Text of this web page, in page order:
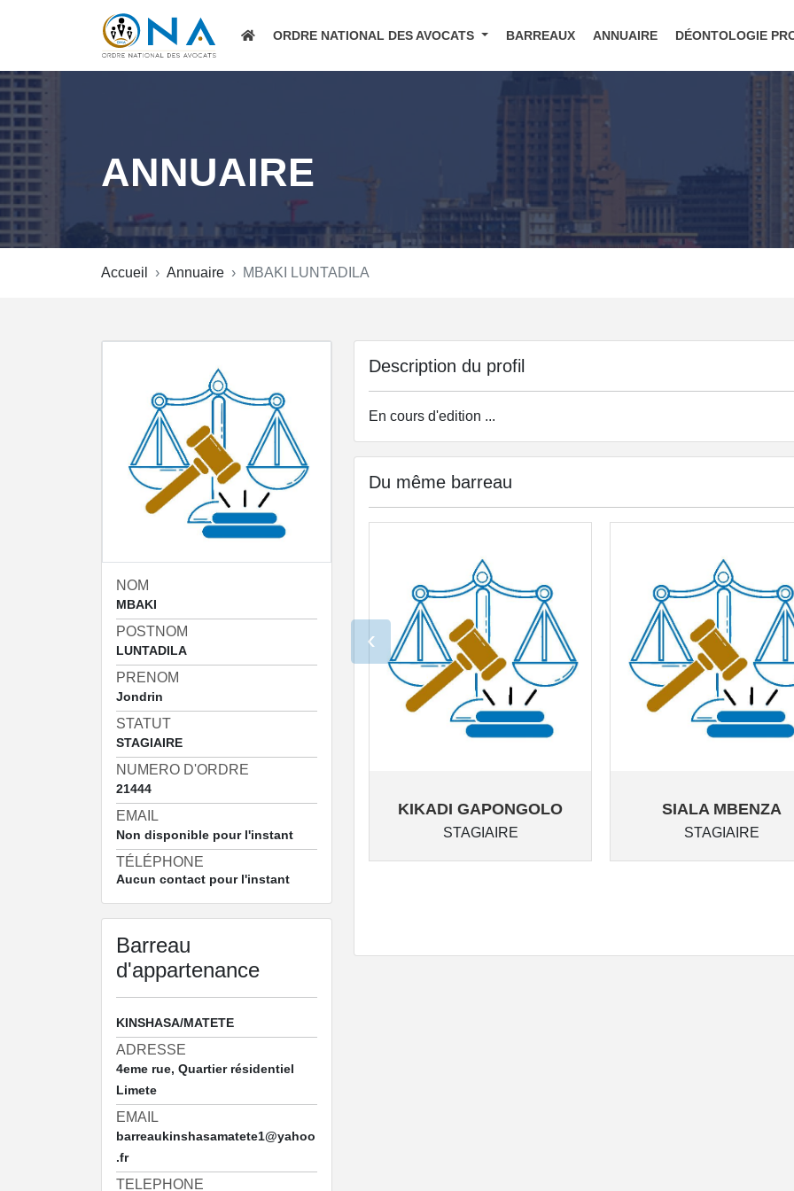
ORDRE NATIONAL DES AVOCATS BARREAUX ANNUAIRE DÉONTOLOGIE
ANNUAIRE
Accueil Annuaire MBAKI LUNTADILA
NOM
MBAKI
POSTNOM
LUNTADILA
PRENOM
Jondrin
STATUT
STAGIAIRE
NUMERO D'ORDRE
21444
EMAIL
Non disponible pour l'instant
TÉLÉPHONE
Aucun contact pour l'instant
Barreau
d'appartenance
KINSHASA/MATETE
ADRESSE
4eme rue, Quartier résidentiel
Limete
EMAIL
barreaukinshasamatete1@yahoo
.fr
TELEPHONE
Description du profil
En cours d'edition ...
Du même barreau
KIKADI GAPONGOLO
STAGIAIRE
SIALA MBENZA
STAGIAIRE
‹